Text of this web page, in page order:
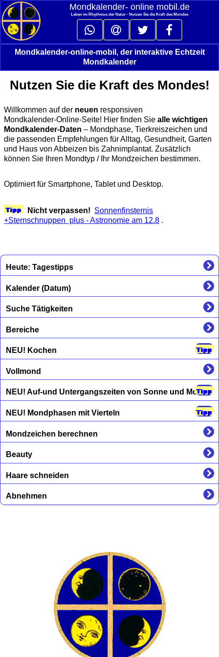
Mondkalender‑ online mobil.de
Leben im Rhythmus der Natur - Nutzen Sie die Kraft des Mondes
Mondkalender-online-mobil, der interaktive Echtzeit
Mondkalender
Nutzen Sie die Kraft des Mondes!
Willkommen auf der neuen responsiven
Mondkalender‑Online‑Seite! Hier finden Sie alle wichtigen
Mondkalender‑Daten – Mondphase, Tierkreiszeichen und
die passenden Empfehlungen für Alltag, Gesundheit, Garten
und Haus von Abbeizen bis Zahnimplantat. Zusätzlich
können Sie Ihren Mondtyp / Ihr Mondzeichen bestimmen.
Optimiert für Smartphone, Tablet und Desktop.
Nicht verpassen! Sonnenfinsternis
+Sternschnuppen plus - Astronomie am 12.8 .
Heute: Tagestipps
Kalender (Datum)
Suche Tätigkeiten
Bereiche
NEU! Kochen
Vollmond
NEU! Auf-und Untergangszeiten von Sonne und Mond
NEU! Mondphasen mit Vierteln
Mondzeichen berechnen
Beauty
Haare schneiden
Abnehmen